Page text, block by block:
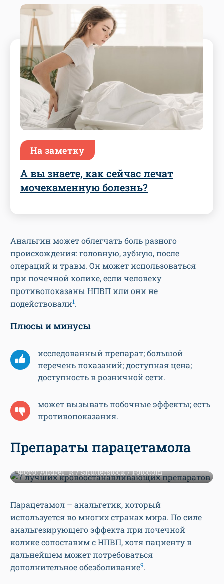
На заметку
А вы знаете, как сейчас лечат
мочекаменную болезнь?
Анальгин может облегчать боль разного
происхождения: головную, зубную, после
операций и травм. Он может использоваться
при почечной колике, если человеку
противопоказаны НПВП или они не
подействовали1.
Плюсы и минусы
исследованный препарат; большой
перечень показаний; доступная цена;
доступность в розничной сети.
может вызывать побочные эффекты; есть
противопоказания.
Препараты парацетамола
Фото: Andrei_R / Shutterstock / Fotodom
Парацетамол – анальгетик, который
используется во многих странах мира. По силе
анальгезирующего эффекта при почечной
колике сопоставим с НПВП, хотя пациенту в
дальнейшем может потребоваться
дополнительное обезболивание9.